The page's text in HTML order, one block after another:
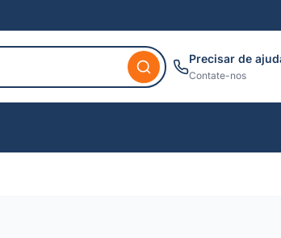
Precisar de
Contate-nos